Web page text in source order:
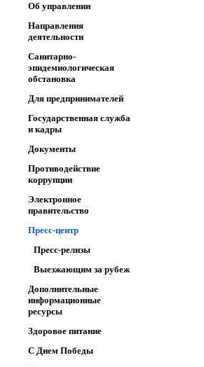
Об управлении
Направления
деятельности
Санитарно-
эпидемиологическая
обстановка
Для предпринимателей
Государственная служба
и кадры
Документы
Противодействие
коррупции
Электронное
правительство
Пресс-центр
Пресс-релизы
Выезжающим за рубеж
Дополнительные
информационные
ресурсы
Здоровое питание
C Днем Победы